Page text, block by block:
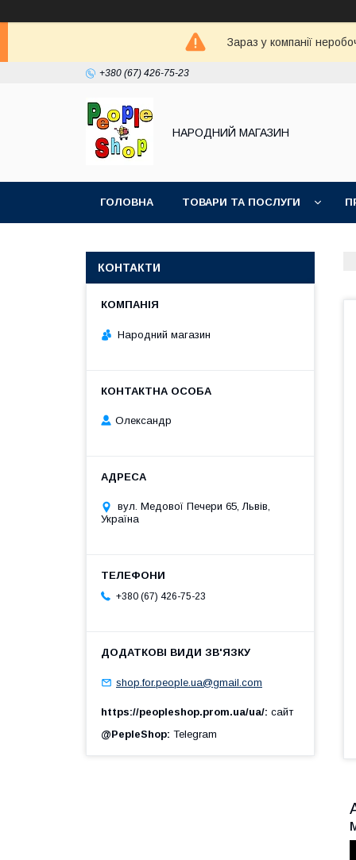
Зараз у компанії
+380 (67) 426-75-23
НАРОДНИЙ МАГАЗИН
ГОЛОВНА ТОВАРИ ТА ПОСЛУГИ
КОНТАКТИ
Народний магазин
Олександр
вул. Медової Печери 65, Львів,
Україна
+380 (67) 426-75-23
shop.for.people.ua@gmail.com
https://peopleshop.prom.ua/ua/ сайт
@PepleShop Telegram